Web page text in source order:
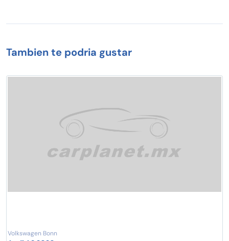
Tambien te podria gustar
Volkswagen Bonn